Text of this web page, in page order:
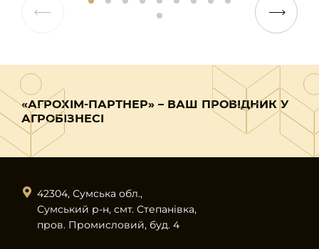
«АГРОХІМ-ПАРТНЕР» – ВАШ ПРОВІДНИК У
АГРОБІЗНЕСІ
42304, Сумська обл.,
Сумський р-н, смт. Степанівка,
пров. Промисловий, буд. 4